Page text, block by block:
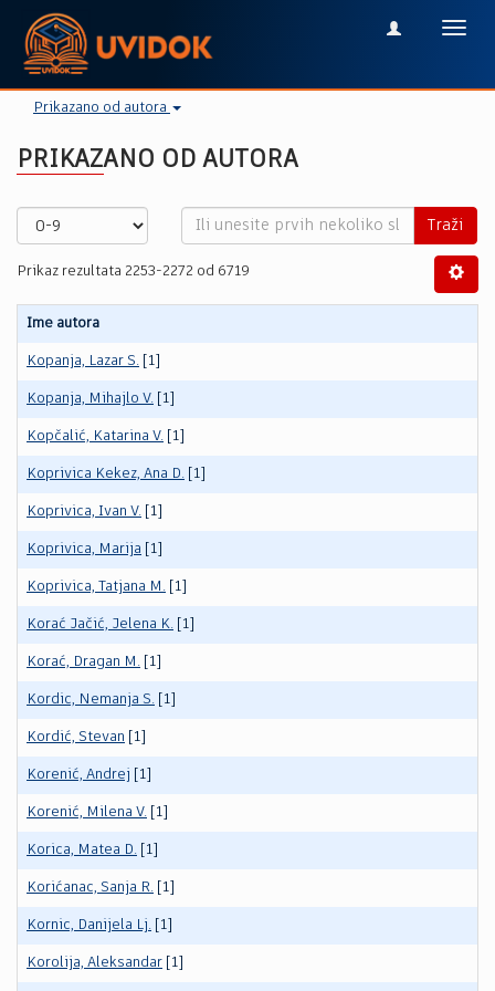
Prikazano od autora
PRIKAZANO OD AUTORA
Traži
Prikaz rezultata 2253-2272 od 6719
Ime autora
Kopanja, Lazar S. [1]
Kopanja, Mihajlo V. [1]
Kopčalić, Katarina V. [1]
Koprivica Kekez, Ana D. [1]
Koprivica, Ivan V. [1]
Koprivica, Marija [1]
Koprivica, Tatjana M. [1]
Korać Jačić, Jelena K. [1]
Korać, Dragan M. [1]
Kordic, Nemanja S. [1]
Kordić, Stevan [1]
Korenić, Andrej [1]
Korenić, Milena V. [1]
Korica, Matea D. [1]
Korićanac, Sanja R. [1]
Kornic, Danijela Lj. [1]
Korolija, Aleksandar [1]